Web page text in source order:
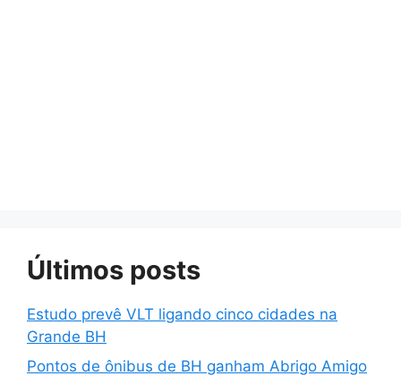
Últimos posts
Estudo prevê VLT ligando cinco cidades na
Grande BH
Pontos de ônibus de BH ganham Abrigo Amigo